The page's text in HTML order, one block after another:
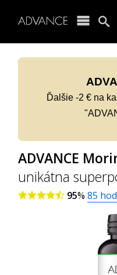
Ďalšie -2 € na
ADVANCE
unikátna
95%85